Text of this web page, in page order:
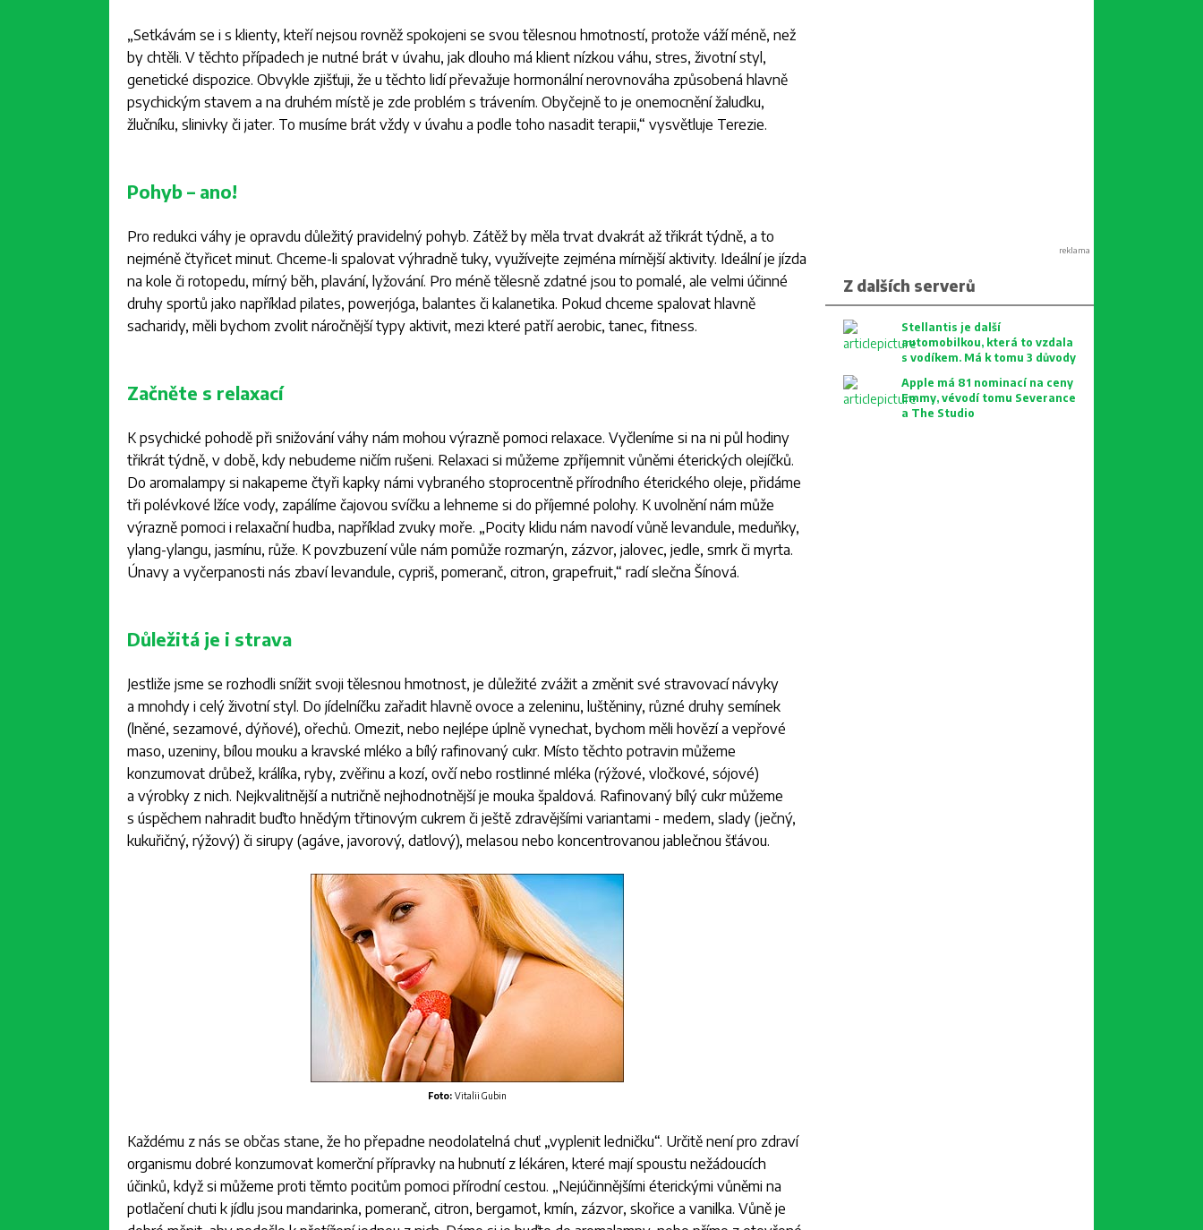
„Setkávám se i s klienty, kteří nejsou rovněž spokojeni se svou tělesnou hmotností, protože váží méně, než
by chtěli. V těchto případech je nutné brát v úvahu, jak dlouho má klient nízkou váhu, stres, životní styl,
genetické dispozice. Obvykle zjišťuji, že u těchto lidí převažuje hormonální nerovnováha způsobená hlavně
psychickým stavem a na druhém místě je zde problém s trávením. Obyčejně to je onemocnění žaludku,
žlučníku, slinivky či jater. To musíme brát vždy v úvahu a podle toho nasadit terapii,“ vysvětluje Terezie.
Pohyb – ano!
Pro redukci váhy je opravdu důležitý pravidelný pohyb. Zátěž by měla trvat dvakrát až třikrát týdně, a to
nejméně čtyřicet minut. Chceme-li spalovat výhradně tuky, využívejte zejména mírnější aktivity. Ideální je jízda
na kole či rotopedu, mírný běh, plavání, lyžování. Pro méně tělesně zdatné jsou to pomalé, ale velmi účinné
druhy sportů jako například pilates, powerjóga, balantes či kalanetika. Pokud chceme spalovat hlavně
sacharidy, měli bychom zvolit náročnější typy aktivit, mezi které patří aerobic, tanec, fitness.
Začněte s relaxací
K psychické pohodě při snižování váhy nám mohou výrazně pomoci relaxace. Vyčleníme si na ni půl hodiny
třikrát týdně, v době, kdy nebudeme ničím rušeni. Relaxaci si můžeme zpříjemnit vůněmi éterických olejíčků.
Do aromalampy si nakapeme čtyři kapky námi vybraného stoprocentně přírodního éterického oleje, přidáme
tři polévkové lžíce vody, zapálíme čajovou svíčku a lehneme si do příjemné polohy. K uvolnění nám může
výrazně pomoci i relaxační hudba, například zvuky moře. „Pocity klidu nám navodí vůně levandule, meduňky,
ylang-ylangu, jasmínu, růže. K povzbuzení vůle nám pomůže rozmarýn, zázvor, jalovec, jedle, smrk či myrta.
Únavy a vyčerpanosti nás zbaví levandule, cypriš, pomeranč, citron, grapefruit,“ radí slečna Šínová.
Důležitá je i strava
Jestliže jsme se rozhodli snížit svoji tělesnou hmotnost, je důležité zvážit a změnit své stravovací návyky
a mnohdy i celý životní styl. Do jídelníčku zařadit hlavně ovoce a zeleninu, luštěniny, různé druhy semínek
(lněné, sezamové, dýňové), ořechů. Omezit, nebo nejlépe úplně vynechat, bychom měli hovězí a vepřové
maso, uzeniny, bílou mouku a kravské mléko a bílý rafinovaný cukr. Místo těchto potravin můžeme
konzumovat drůbež, králíka, ryby, zvěřinu a kozí, ovčí nebo rostlinné mléka (rýžové, vločkové, sójové)
a výrobky z nich. Nejkvalitnější a nutričně nejhodnotnější je mouka špaldová. Rafinovaný bílý cukr můžeme
s úspěchem nahradit buďto hnědým třtinovým cukrem či ještě zdravějšími variantami - medem, slady (ječný,
kukuřičný, rýžový) či sirupy (agáve, javorový, datlový), melasou nebo koncentrovanou jablečnou šťávou.
Foto: Vitalii Gubin
Každému z nás se občas stane, že ho přepadne neodolatelná chuť „vyplenit ledničku“. Určitě není pro zdraví
organismu dobré konzumovat komerční přípravky na hubnutí z lékáren, které mají spoustu nežádoucích
účinků, když si můžeme proti těmto pocitům pomoci přírodní cestou. „Nejúčinnějšími éterickými vůněmi na
potlačení chuti k jídlu jsou mandarinka, pomeranč, citron, bergamot, kmín, zázvor, skořice a vanilka. Vůně je
reklama
Z dalších serverů
Stellantis je další
automobilkou, která to vzdala
s vodíkem. Má k tomu 3 důvody
Apple má 81 nominací na ceny
Emmy, vévodí tomu Severance
a The Studio